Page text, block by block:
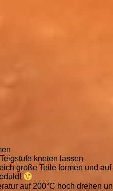
kneten lassen
große Teile formen und
auf 200°C hoch drehen